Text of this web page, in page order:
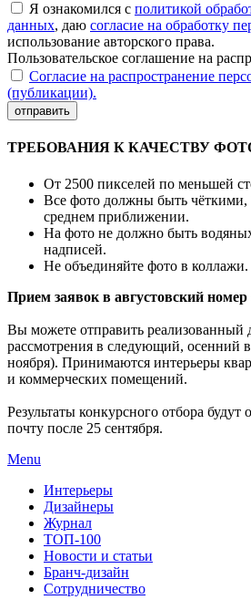
Я ознакомился с политикой
данных, даю согласие на обработку
использование авторского права.
Пользовательское соглашение на
Согласие на распространение
(публикации).
отправить
ТРЕБОВАНИЯ К КАЧЕСТВУ
От 2500 пикселей по меньшей
Все фото должны быть чёткими,
среднем приближении.
На фото не должно быть
надписей.
Не объединяйте фото в коллажи.
Прием заявок в августовский
Вы можете отправить реализованный
рассмотрения в следующий, осенний
ноября). Принимаются интерьеры
и коммерческих помещений.
Результаты конкурсного отбора будут
почту после 25 сентября.
Menu
Интерьеры
Дизайнеры
Журнал
ТОП-100
Новости и статьи
Бранч-дизайн
Сотрудничество